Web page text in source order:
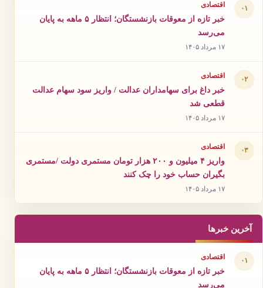
۰۱ اقتصادی
خبر تازه از معوقات بازنشستگان؛ انتظار ۵ ماهه به پایان
می‌رسد
۱۷ مرداد ۱۴۰۵
۰۲ اقتصادی
خبر داغ برای سهامداران عدالت / واریز سود سهام عدالت
قطعی شد
۱۷ مرداد ۱۴۰۵
۰۳ اقتصادی
واریز ۴ میلیون و ۲۰۰ هزار تومان مستمری دولت /مستمری
بگیران حساب خود را چک کنند
۱۷ مرداد ۱۴۰۵
آخرین خبرها
۰۱ اقتصادی
خبر تازه از معوقات بازنشستگان؛ انتظار ۵ ماهه به پایان
می‌رسد